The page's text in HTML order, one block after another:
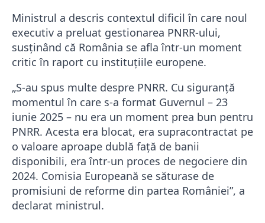
Ministrul a descris contextul dificil în care noul
executiv a preluat gestionarea PNRR-ului,
susținând că România se afla într-un moment
critic în raport cu instituțiile europene.
„S-au spus multe despre PNRR. Cu siguranță
momentul în care s-a format Guvernul – 23
iunie 2025 – nu era un moment prea bun pentru
PNRR. Acesta era blocat, era supracontractat pe
o valoare aproape dublă față de banii
disponibili, era într-un proces de negociere din
2024. Comisia Europeană se săturase de
promisiuni de reforme din partea României”, a
declarat ministrul.